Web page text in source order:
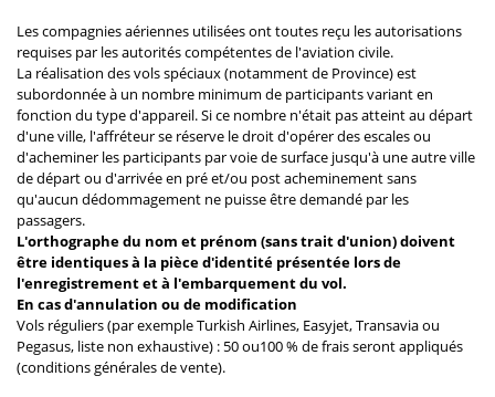
Les compagnies aériennes utilisées ont toutes reçu les autorisations
requises par les autorités compétentes de l'aviation civile.
La réalisation des vols spéciaux (notamment de Province) est
subordonnée à un nombre minimum de participants variant en
fonction du type d'appareil. Si ce nombre n'était pas atteint au départ
d'une ville, l'affréteur se réserve le droit d'opérer des escales ou
d'acheminer les participants par voie de surface jusqu'à une autre ville
de départ ou d'arrivée en pré et/ou post acheminement sans
qu'aucun dédommagement ne puisse être demandé par les
passagers.
L'orthographe du nom et prénom (sans trait d'union) doivent
être identiques à la pièce d'identité présentée lors de
l'enregistrement et à l'embarquement du vol.
En cas d'annulation ou de modification
Vols réguliers (par exemple Turkish Airlines, Easyjet, Transavia ou
Pegasus, liste non exhaustive) : 50 ou100 % de frais seront appliqués
(conditions générales de vente).